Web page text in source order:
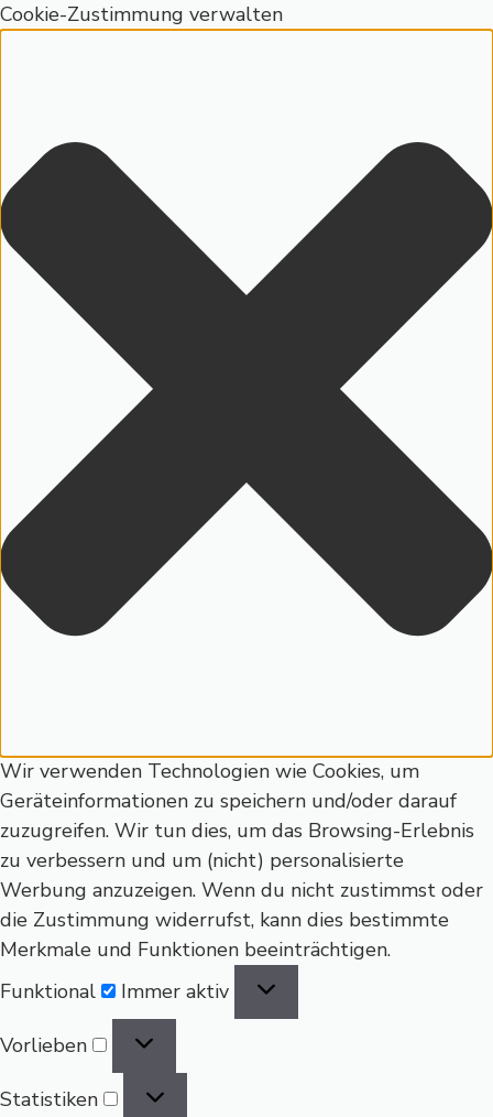
Cookie-Zustimmung verwalten
Wir verwenden Technologien wie Cookies, um
Geräteinformationen zu speichern und/oder darauf
zuzugreifen. Wir tun dies, um das Browsing-Erlebnis
zu verbessern und um (nicht) personalisierte
Werbung anzuzeigen. Wenn du nicht zustimmst oder
die Zustimmung widerrufst, kann dies bestimmte
Merkmale und Funktionen beeinträchtigen.
Funktional
Funktional
Immer aktiv
Vorlieben
Statistiken